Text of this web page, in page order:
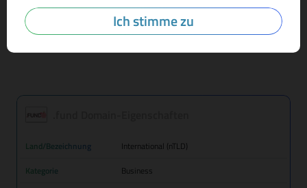
Ich stimme zu
Mehr Infos zur Domain-Endung
Land/Bezeichnung
International (nTLD)
Kategorie
Business